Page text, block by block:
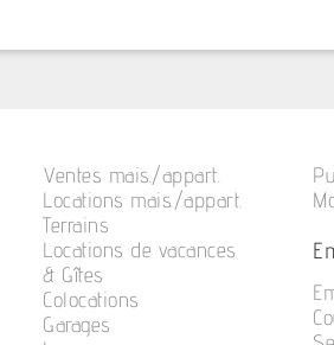
Ventes mais./appart.
Locations mais./appart.
Terrains
Locations de vacances
& Gîtes
Colocations
Garages